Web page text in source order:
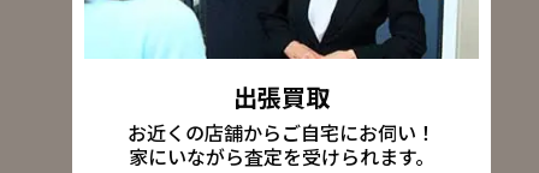
出張買取
お近くの店舗からご自宅にお伺い！
家にいながら査定を受けられます。